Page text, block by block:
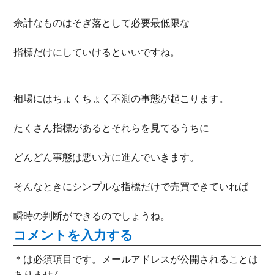
余計なものはそぎ落として必要最低限な
指標だけにしていけるといいですね。
相場にはちょくちょく不測の事態が起こります。
たくさん指標があるとそれらを見てるうちに
どんどん事態は悪い方に進んでいきます。
そんなときにシンプルな指標だけで売買できていれば
瞬時の判断ができるのでしょうね。
コメントを入力する
＊は必須項目です。メールアドレスが公開されることは